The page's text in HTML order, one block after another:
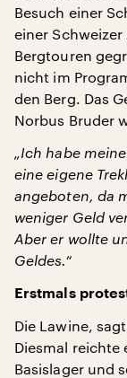
Besuch einer
einer
Bergtouren
nicht im
den Berg. Das
Norbus Bruder
„Ich habe
eine eigene
angeboten, da
weniger Geld
Aber er wollte
Geldes.“
Erstmals
Die Lawine,
Diesmal reichte
Basislager und